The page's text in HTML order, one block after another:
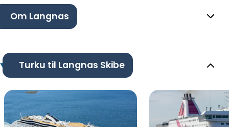
Om Langnas
Turku til Langnas Skibe